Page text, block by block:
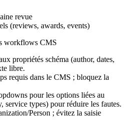
revue
(reviews, awards, events)
workflows CMS
propriétés schéma (author, dates,
libre.
requis dans le CMS ; bloquez la
pour les options liées au
service types) pour réduire les fautes.
Person ; évitez la saisie